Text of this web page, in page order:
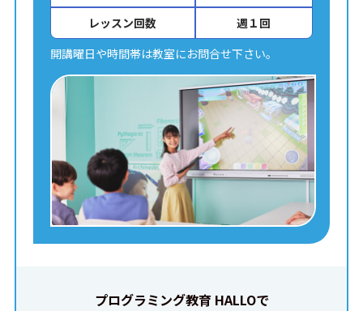
レッスン回数
週１回
開講曜日や時間帯は教室にお問合せ下さい。
プログラミング教育 HALLOで